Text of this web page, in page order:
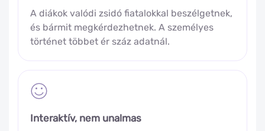
A diákok valódi zsidó fiatalokkal beszélgetnek,
és bármit megkérdezhetnek. A személyes
történet többet ér száz adatnál.
Interaktív, nem unalmas